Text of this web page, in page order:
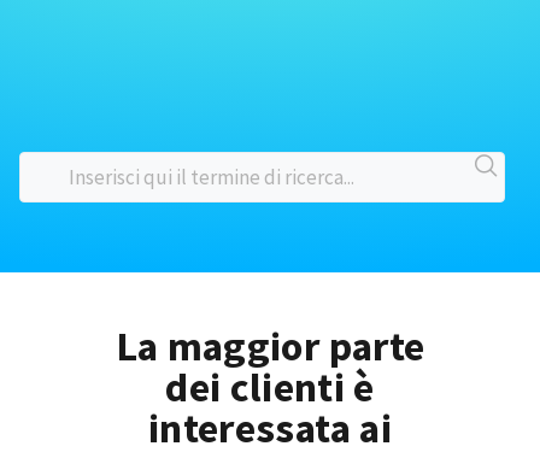
La maggior parte
dei clienti è
interessata ai